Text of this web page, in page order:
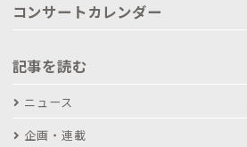
コンサートカレンダー
記事を読む
ニュース
企画・連載